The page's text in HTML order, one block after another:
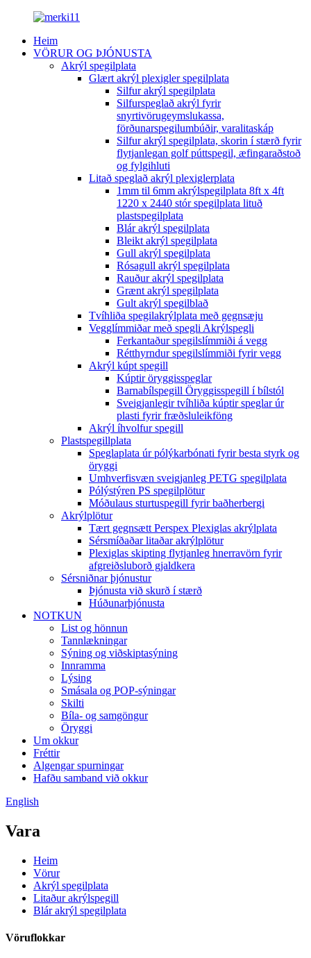
Heim
VÖRUR OG ÞJÓNUSTA
Akrýl spegilplata
Glært akrýl plexigler spegilplata
Silfur akrýl spegilplata
Silfurspeglað akrýl fyrir
snyrtivörugeymslukassa,
förðunarspegilumbúðir, varalitaskáp
Silfur akrýl spegilplata, skorin í stærð fyrir
flytjanlegan golf púttspegil, æfingaraðstoð
og fylgihluti
Litað speglað akrýl plexiglerplata
1mm til 6mm akrýlspegilplata 8ft x 4ft
1220 x 2440 stór spegilplata lituð
plastspegilplata
Blár akrýl spegilplata
Bleikt akrýl spegilplata
Gull akrýl spegilplata
Rósagull akrýl spegilplata
Rauður akrýl spegilplata
Grænt akrýl spegilplata
Gult akrýl spegilblað
Tvíhliða spegilakrýlplata með gegnsæju
Vegglímmiðar með spegli Akrýlspegli
Ferkantaður spegilslímmiði á vegg
Rétthyrndur spegilslímmiði fyrir vegg
Akrýl kúpt spegill
Kúptir öryggisspeglar
Barnabílspegill Öryggisspegill í bílstól
Sveigjanlegir tvíhliða kúptir speglar úr
plasti fyrir fræðsluleikföng
Akrýl íhvolfur spegill
Plastspegillplata
Speglaplata úr pólýkarbónati fyrir besta styrk og
öryggi
Umhverfisvæn sveigjanleg PETG spegilplata
Pólýstýren PS spegilplötur
Móðulaus sturtuspegill fyrir baðherbergi
Akrýlplötur
Tært gegnsætt Perspex Plexiglas akrýlplata
Sérsmíðaðar litaðar akrýlplötur
Plexiglas skipting flytjanleg hnerravörn fyrir
afgreiðsluborð gjaldkera
Sérsniðnar þjónustur
Þjónusta við skurð í stærð
Húðunarþjónusta
NOTKUN
List og hönnun
Tannlækningar
Sýning og viðskiptasýning
Innramma
Lýsing
Smásala og POP-sýningar
Skilti
Bíla- og samgöngur
Öryggi
Um okkur
Fréttir
Algengar spurningar
Hafðu samband við okkur
English
Vara
Heim
Vörur
Akrýl spegilplata
Litaður akrýlspegill
Blár akrýl spegilplata
Vöruflokkar